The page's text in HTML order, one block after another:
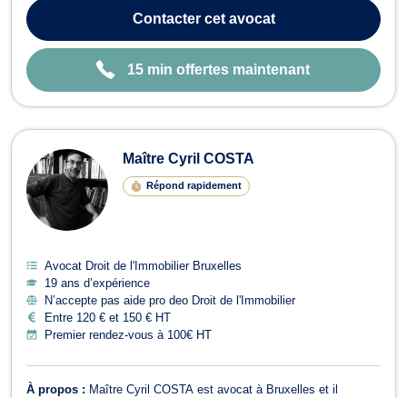
Greef traite des dossiers dans les deux langues officielles du pays.
F...
Contactercet avocat
15 min offertes maintenant
Maître Cyril COSTA
Répond rapidement
Avocat Droit de l'Immobilier Bruxelles
19 ans d’expérience
N’accepte pas aide pro deo Droit de l'Immobilier
Entre 120 € et 150 € HT
Premier rendez-vous à 100€ HT
À propos : Maître Cyril COSTA est avocat à Bruxelles et il